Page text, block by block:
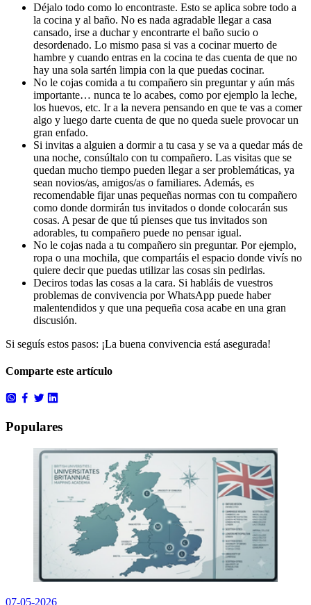
Déjalo todo como lo encontraste. Esto se aplica sobre todo a
la cocina y al baño. No es nada agradable llegar a casa
cansado, irse a duchar y encontrarte el baño sucio o
desordenado. Lo mismo pasa si vas a cocinar muerto de
hambre y cuando entras en la cocina te das cuenta de que no
hay una sola sartén limpia con la que puedas cocinar.
No le cojas comida a tu compañero sin preguntar y aún más
importante… nunca te lo acabes, como por ejemplo la leche,
los huevos, etc. Ir a la nevera pensando en que te vas a comer
algo y luego darte cuenta de que no queda suele provocar un
gran enfado.
Si invitas a alguien a dormir a tu casa y se va a quedar más de
una noche, consúltalo con tu compañero. Las visitas que se
quedan mucho tiempo pueden llegar a ser problemáticas, ya
sean novios/as, amigos/as o familiares. Además, es
recomendable fijar unas pequeñas normas con tu compañero
como donde dormirán tus invitados o donde colocarán sus
cosas. A pesar de que tú pienses que tus invitados son
adorables, tu compañero puede no pensar igual.
No le cojas nada a tu compañero sin preguntar. Por ejemplo,
ropa o una mochila, que compartáis el espacio donde vivís no
quiere decir que puedas utilizar las cosas sin pedirlas.
Deciros todas las cosas a la cara. Si habláis de vuestros
problemas de convivencia por WhatsApp puede haber
malentendidos y que una pequeña cosa acabe en una gran
discusión.
Si seguís estos pasos: ¡La buena convivencia está asegurada!
Comparte este artículo
Populares
07-05-2026